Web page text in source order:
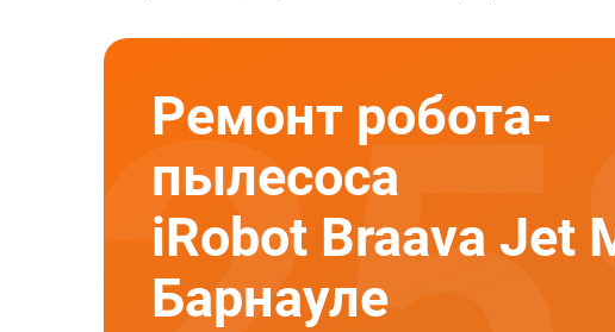
Ремонт робота-
пылесоса
iRobot Braava Jet
Барнауле